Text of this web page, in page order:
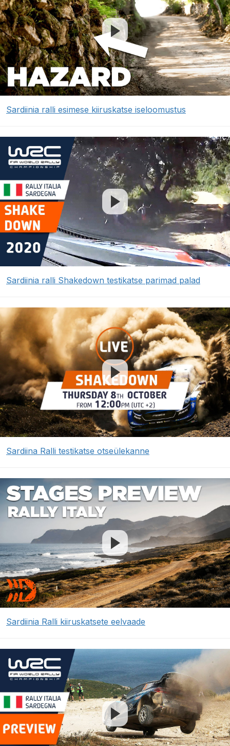
Sardiinia ralli esimese kiiruskatse iseloomustus
Sardiinia ralli Shakedown testikatse parimad palad
Sardiina Ralli testikatse otseülekanne
Sardiinia Ralli kiiruskatsete eelvaade